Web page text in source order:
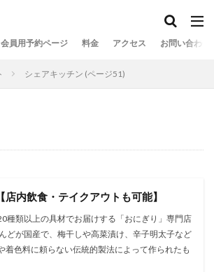
会員用予約ページ 料金 アクセス お問い合わせ
シェアキッチン (ページ51)
店内飲食・テイクアウトも可能】
種類以上の具材でお届けする「おにぎり」専⾨店
どが国産で、梅⼲しや⾼菜漬け、⾟⼦明太⼦など
着⾊料に頼らない伝統的製法によって作られたも